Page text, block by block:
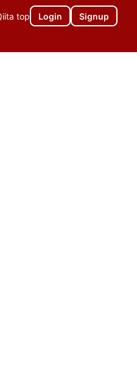
top Login Signup